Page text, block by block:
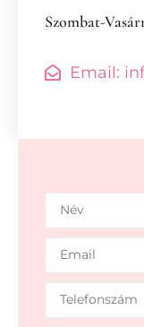
Szombat-
Email: